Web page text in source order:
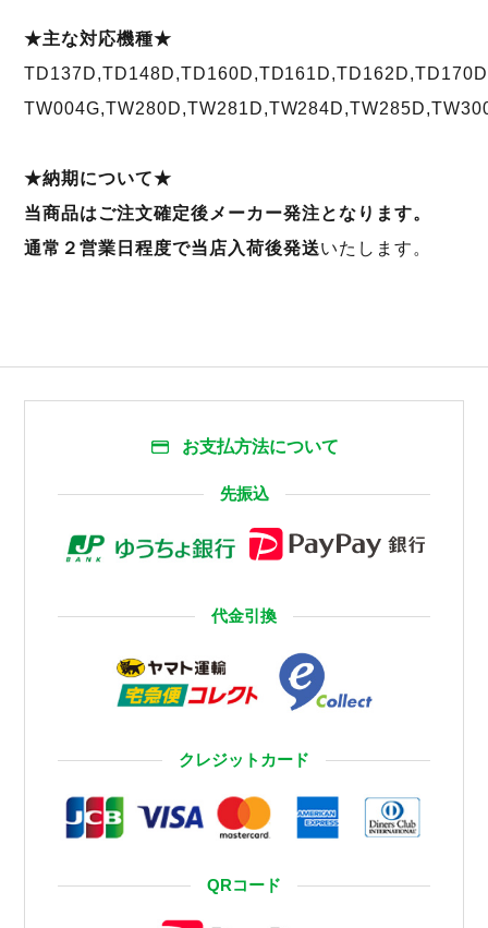
★主な対応機種★
★納期について★
当商品はご注文確定後メーカー発注となります。
通常２営業日程度で当店入荷後発送いたします。
お支払方法について
先振込
代金引換
クレジットカード
QRコード